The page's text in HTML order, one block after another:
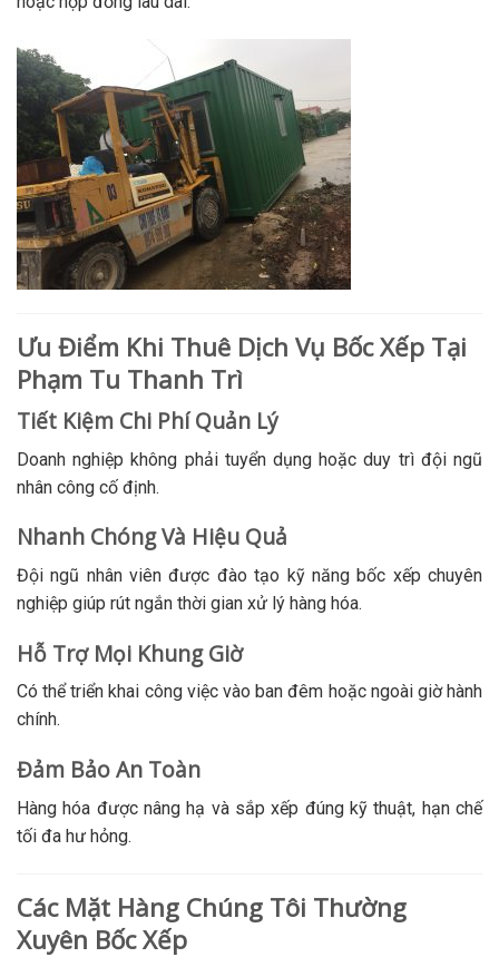
Ưu Điểm Khi Thuê Dịch Vụ Bốc Xếp Tại
Phạm Tu Thanh Trì
Tiết Kiệm Chi Phí Quản Lý
Doanh nghiệp không phải tuyển dụng hoặc duy trì đội ngũ
nhân công cố định.
Nhanh Chóng Và Hiệu Quả
Đội ngũ nhân viên được đào tạo kỹ năng bốc xếp chuyên
nghiệp giúp rút ngắn thời gian xử lý hàng hóa.
Hỗ Trợ Mọi Khung Giờ
Có thể triển khai công việc vào ban đêm hoặc ngoài giờ hành
chính.
Đảm Bảo An Toàn
Hàng hóa được nâng hạ và sắp xếp đúng kỹ thuật, hạn chế
tối đa hư hỏng.
Các Mặt Hàng Chúng Tôi Thường
Xuyên Bốc Xếp